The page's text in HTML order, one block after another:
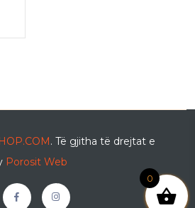
. Të gjitha të drejtat e
Porosit Web
0